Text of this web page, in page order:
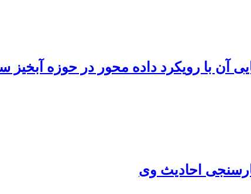
آن با رویکرد داده محور در حوزه آبخیز
احادیث وی